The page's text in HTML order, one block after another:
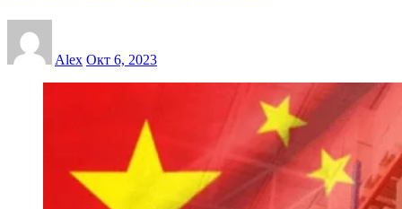
Alex Окт 6, 2023